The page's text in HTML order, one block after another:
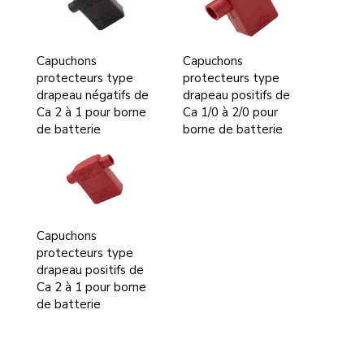
Capuchons
protecteurs type
drapeau négatifs de
Ca 2 à 1 pour borne
de batterie
Capuchons
protecteurs type
drapeau positifs de
Ca 1/0 à 2/0 pour
borne de batterie
Capuchons
protecteurs type
drapeau positifs de
Ca 2 à 1 pour borne
de batterie